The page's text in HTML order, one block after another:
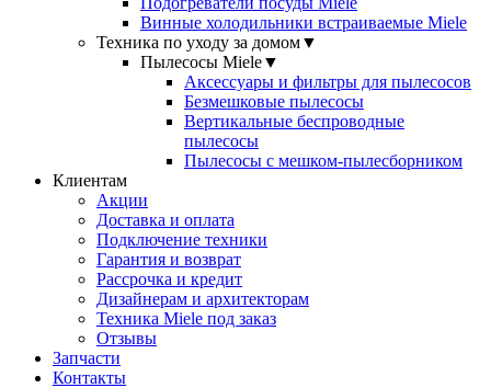
Винные холодильники встраиваемые Miele
Техника по уходу за домом▼
Пылесосы Miele▼
Аксессуары и фильтры для пылесосов
Безмешковые пылесосы
Вертикальные беспроводные
пылесосы
Пылесосы с мешком-пылесборником
Клиентам
Акции
Доставка и оплата
Подключение техники
Гарантия и возврат
Рассрочка и кредит
Дизайнерам и архитекторам
Техника Miele под заказ
Отзывы
Запчасти
Контакты